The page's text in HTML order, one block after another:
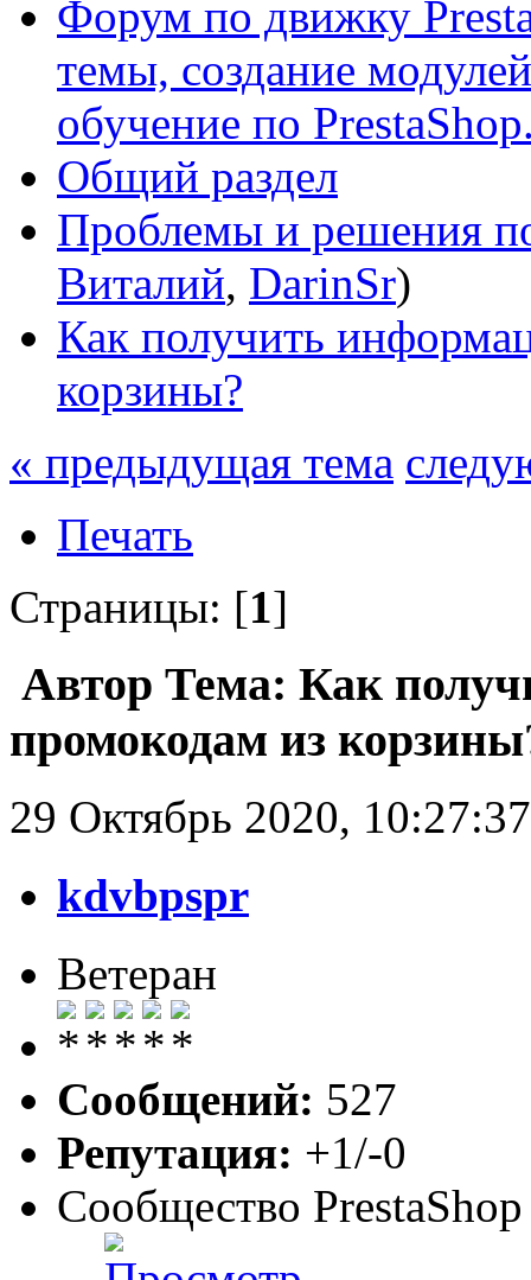
Форум по движку
темы, создание
обучение по
Общий раздел
Проблемы и решения
Виталий, DarinSr)
Как получить
корзины?
« предыдущая тема
Печать
Страницы: [1]
Автор Тема: Как
промокодам из
29 Октябрь 2020, 10:27:37
kdvbpspr
Ветеран
Сообщений: 527
Репутация: +1/-0
Сообщество PrestaShop